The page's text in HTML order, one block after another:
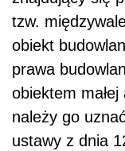
tzw.
obiekt
prawa
obiektem
należy go
ustawy z dnia